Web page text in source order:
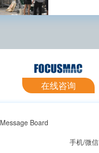
在线咨询
Message Board
手机/微信